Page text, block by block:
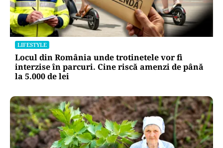
LIFESTYLE
Locul din România unde trotinetele vor fi
interzise în parcuri. Cine riscă amenzi de până
la 5.000 de lei